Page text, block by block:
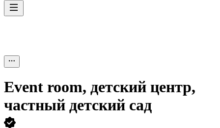
Event room, детский центр,
частный детский сад